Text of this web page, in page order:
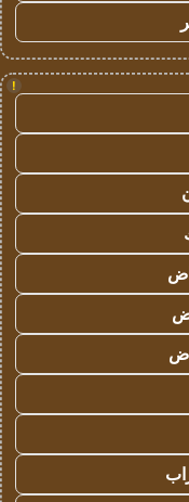
!